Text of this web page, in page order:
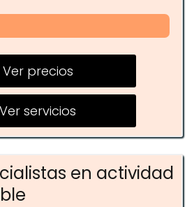
20
Ver precios
Ver servicios
en actividad